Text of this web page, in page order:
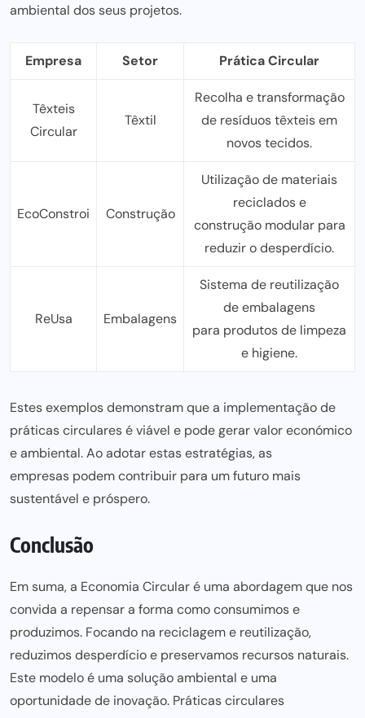
ambiental dos seus projetos.
Empresa Setor Prática Circular
Têxteis
Circular
Têxtil
Recolha e transformação
de resíduos têxteis em
novos tecidos.
EcoConstroi Construção
Utilização de materiais
reciclados e
construção modularpara
reduzir o desperdício.
ReUsa Embalagens
Sistema de reutilização
de embalagens
para produtosde limpeza
e higiene.
Estes exemplos demonstram que a implementação de
práticas circulares é viável e pode gerar valor económico
e ambiental. Ao adotar estas estratégias, as
empresas podem contribuir para um futuro mais
sustentável e próspero.
Conclusão
Em suma, a Economia Circular é uma abordagem que nos
convida a repensar a forma como consumimos e
produzimos. Focando na reciclagem e reutilização,
reduzimos desperdício e preservamos recursos naturais.
Este modelo é uma solução ambiental e uma
oportunidade de inovação. Práticas circulares